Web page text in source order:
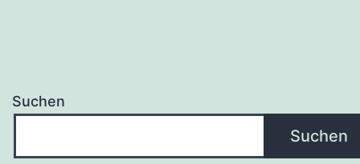
Suchen
Suchen